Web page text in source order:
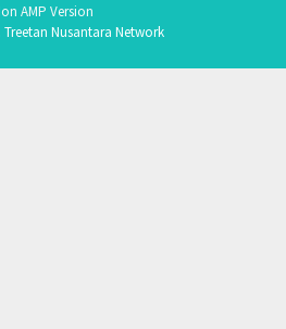
AMP Version
Nusantara Network